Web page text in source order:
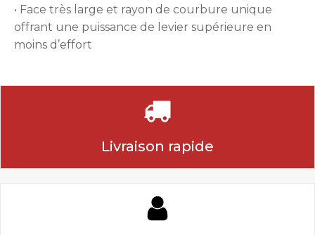
• Face très large et rayon de courbure unique
offrant une puissance de levier supérieure en
moins d’effort
Livraison rapide